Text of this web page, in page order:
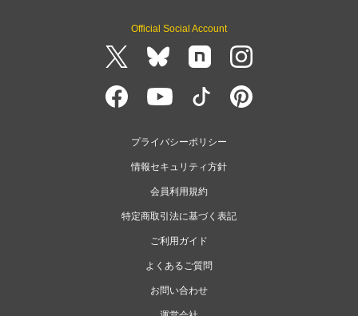
Official Social Account
プライバシーポリシー
情報セキュリティ方針
会員利用規約
特定商取引法に基づく表記
ご利用ガイド
よくあるご質問
お問い合わせ